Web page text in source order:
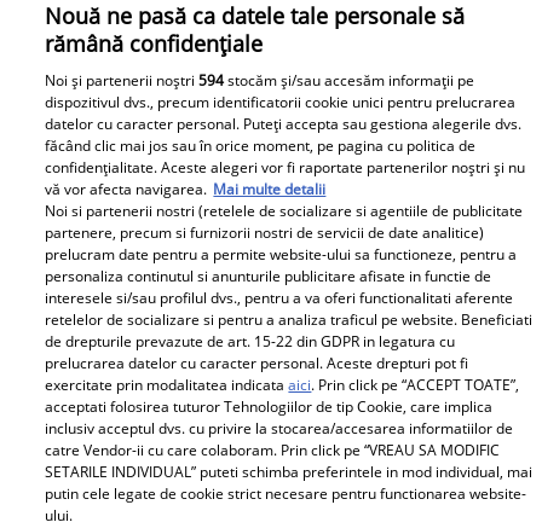
Ce pensie alimentară plătește Victor
Slav pentru Sofia, fiica lui și a Biancăi
Drăgușanu: „Eu nu știu ce salariu are el,
dar cred că ar putea să facă mai mult
pentru copilul lui”
Nouă ne pasă ca datele tale personale să
rămână confidențiale
Noi și partenerii noștri594stocăm și/sau accesăm informații pe
dispozitivul dvs., precum identificatorii cookie unici pentru prelucrarea
datelor cu caracter personal. Puteți accepta sau gestiona alegerile dvs.
făcând clic mai jos sau în orice moment, pe pagina cu politica de
confidențialitate. Aceste alegeri vor fi raportate partenerilor noștri și nu
vă vor afecta navigarea. Mai multe detalii
Noi si partenerii nostri (retelele de socializare si agentiile de publicitate
partenere, precum si furnizorii nostri de servicii de date analitice)
prelucram date pentru a permite website-ului sa functioneze, pentru a
personaliza continutul si anunturile publicitare afisate in functie de
interesele si/sau profilul dvs., pentru a va oferi functionalitati aferente
retelelor de socializare si pentru a analiza traficul pe website. Beneficiati
de drepturile prevazute de art. 15-22 din GDPR in legatura cu
prelucrarea datelor cu caracter personal. Aceste drepturi pot fi
exercitate prin modalitatea indicataaici. Prin click pe “ACCEPT TOATE”,
acceptati folosirea tuturor Tehnologiilor de tip Cookie, care implica
inclusiv acceptul dvs. cu privire la stocarea/accesarea informatiilor de
catre Vendor-ii cu care colaboram. Prin click pe “VREAU SA MODIFIC
SETARILE INDIVIDUAL” puteti schimba preferintele in mod individual, mai
putin cele legate de cookie strict necesare pentru functionarea website-
ului.